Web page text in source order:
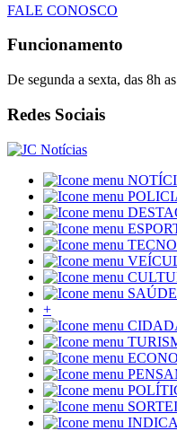
FALE CONOSCO
Funcionamento
De segunda a sexta, das 8h
Redes Sociais
SAÚDE
+